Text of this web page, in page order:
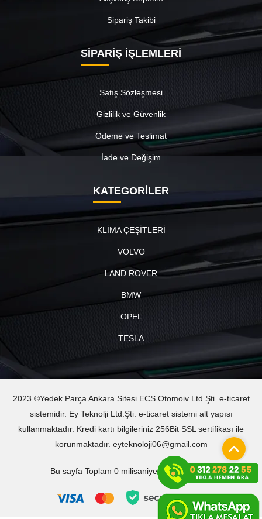
Sipariş Takibi
SİPARİŞ İŞLEMLERİ
Satış Sözleşmesi
Gizlilik ve Güvenlik
Ödeme ve Teslimat
İade ve Değişim
KATEGORİLER
KLİMA ÇEŞİTLERİ
VOLVO
LAND ROVER
BMW
OPEL
TESLA
2023 ©Yedek Parça Ankara Sitesi ECS Otomoiv Ltd.Şti. e-ticaret
sistemidir. Ey Teknolji Ltd.Şti. e-ticaret sistemi alt yapısı
kullanmaktadır. Kredi kartı bilgileriniz 256Bit SSL sertifikası ile
korunmaktadır. eyteknoloji06@gmail.com
Bu sayfa Toplam 0 milisaniyede oluşturuldu.